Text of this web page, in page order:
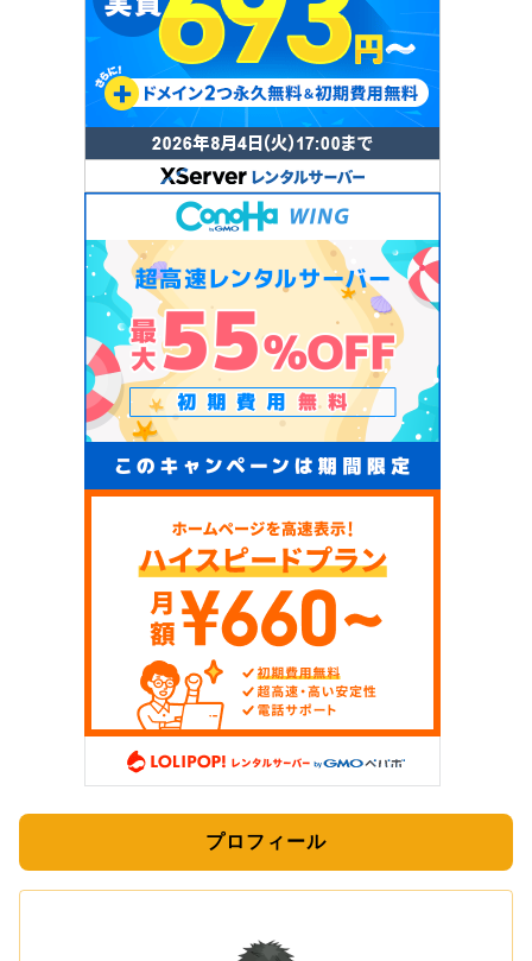
プロフィール